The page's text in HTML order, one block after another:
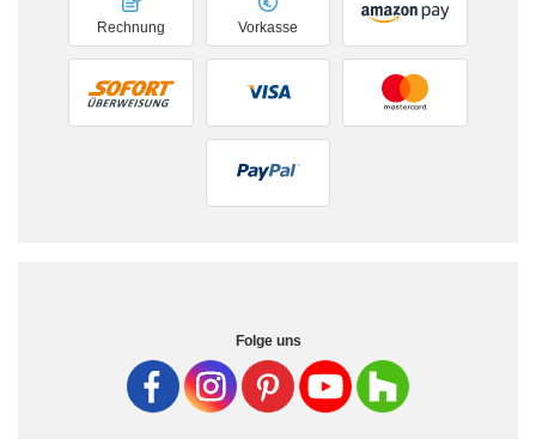
Vorkasse
Rechnung
Folge uns